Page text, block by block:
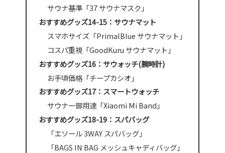
サウナ基準「37 サウナマスク」
おすすめグッズ14-15：サウナマット
スマホサイズ「PrimalBlue サウナマット」
コスパ重視「GoodKuru サウナマット」
おすすめグッズ16：サウォッチ(腕時計)
お手頃価格「チープカシオ」
おすすめグッズ17：スマートウォッチ
サウナー御用達「Xiaomi Mi Band」
おすすめグッズ18-19：スパバッグ
「エソール 3WAY スパバッグ」
「BAGS IN BAG メッシュキャディバッグ」